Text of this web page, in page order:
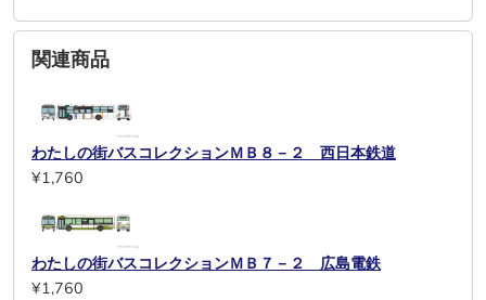
関連商品
わたしの街バスコレクションＭＢ８－２ 西日本鉄道
¥1,760
わたしの街バスコレクションＭＢ７－２ 広島電鉄
¥1,760